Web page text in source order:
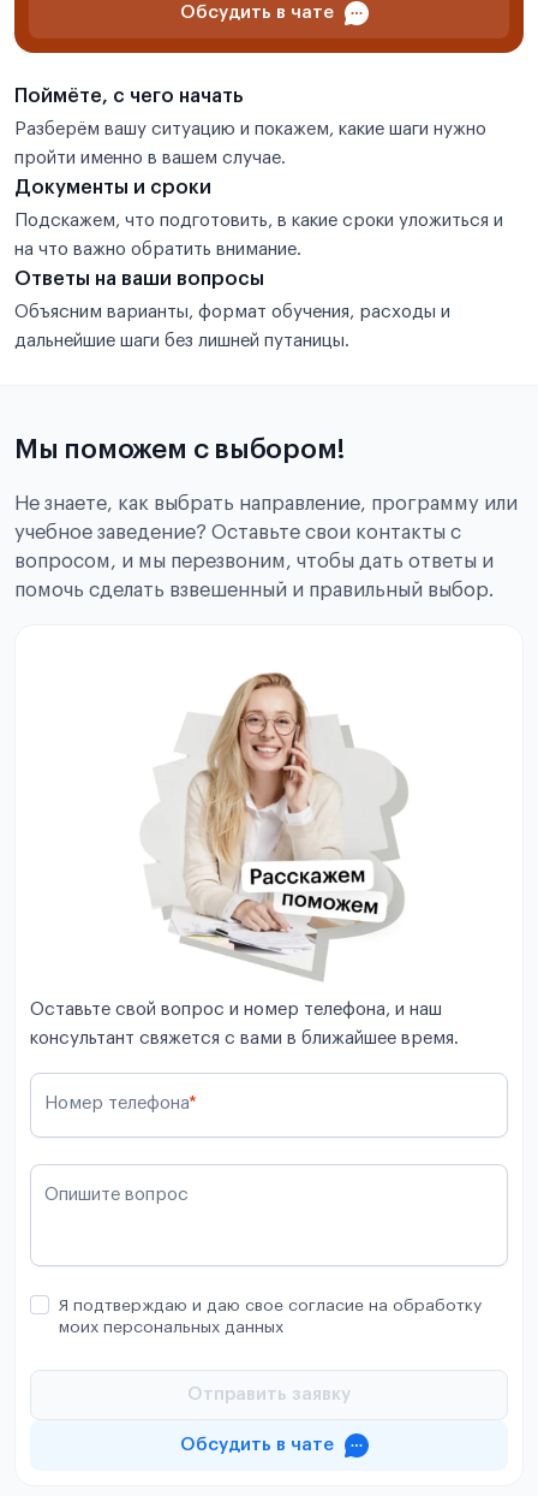
Обсудить в чате
Поймёте, с чего начать
Разберём вашу ситуацию и покажем, какие шаги нужно
пройти именно в вашем случае.
Документы и сроки
Подскажем, что подготовить, в какие сроки уложиться и
на что важно обратить внимание.
Ответы на ваши вопросы
Объясним варианты, формат обучения, расходы и
дальнейшие шаги без лишней путаницы.
Мы поможем с выбором!
Не знаете, как выбрать направление, программу или
учебное заведение? Оставьте свои контакты с
вопросом, и мы перезвоним, чтобы дать ответы и
помочь сделать взвешенный и правильный выбор.
Оставьте свой вопрос и номер телефона, и наш
консультант свяжется с вами в ближайшее время.
Номер телефона*
Опишите вопрос
Я подтверждаю и даю свое согласие на обработку
моих персональных данных
Отправить заявку
Обсудить в чате